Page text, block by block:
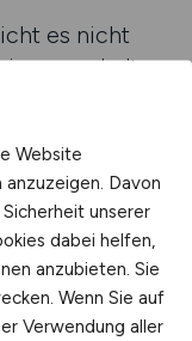
es nicht
zu schalten
dort zu
bietet
klar
die ihre
einer
Website
Davon
unserer
dabei helfen,
anzubieten. Sie
Wenn Sie auf
Verwendung aller